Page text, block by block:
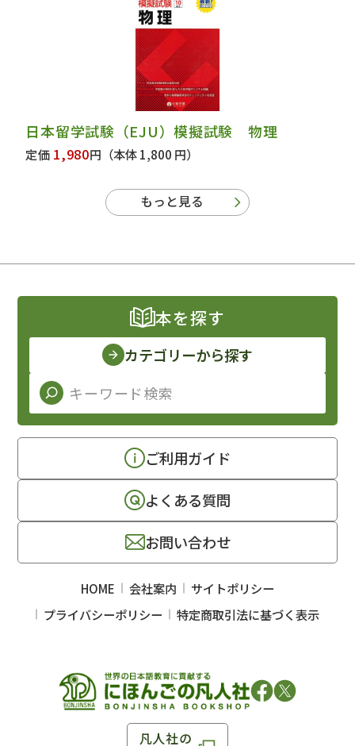
日本留学試験（EJU）模擬試験 物理
定価 1,980円 （本体 1,800 円）
もっと見る
凡人社の
本を探す
カテゴリーから探す
ご利用ガイド
よくある質問
お問い合わせ
HOME 会社案内
サイトポリシー
プライバシーポリシー
特定商取引法に基づく表示